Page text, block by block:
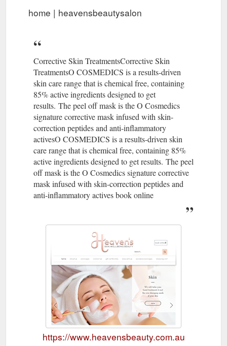
home | heavensbeautysalon
Corrective Skin TreatmentsCorrective Skin
TreatmentsO COSMEDICS is a results-driven
skin care range that is chemical free, containing
85% active ingredients designed to get
results. The peel off mask is the O Cosmedics
signature corrective mask infused with skin-
correction peptides and anti-inflammatory
activesO COSMEDICS is a results-driven skin
care range that is chemical free, containing 85%
active ingredients designed to get results. The peel
off mask is the O Cosmedics signature corrective
mask infused with skin-correction peptides and
anti-inflammatory actives book online
https://www.heavensbeauty.com.au